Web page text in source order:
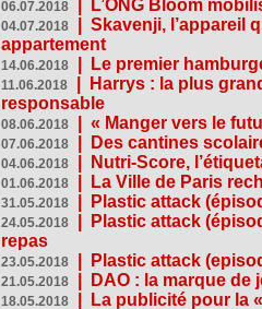
06.07.2018 L’ONG Bloom
04.07.2018
Skavenji, l’appareil
appartement
14.06.2018 Le premier
11.06.2018
Harrys : la plus
responsable
08.06.2018 « Manger vers le
07.06.2018 Des cantines
04.06.2018 Nutri-Score,
01.06.2018 La Ville de Paris
31.05.2018 Plastic attack
24.05.2018
Plastic attack
repas
23.05.2018 Plastic attack
21.05.2018 DAO : la marque de
18.05.2018 La publicité pour la